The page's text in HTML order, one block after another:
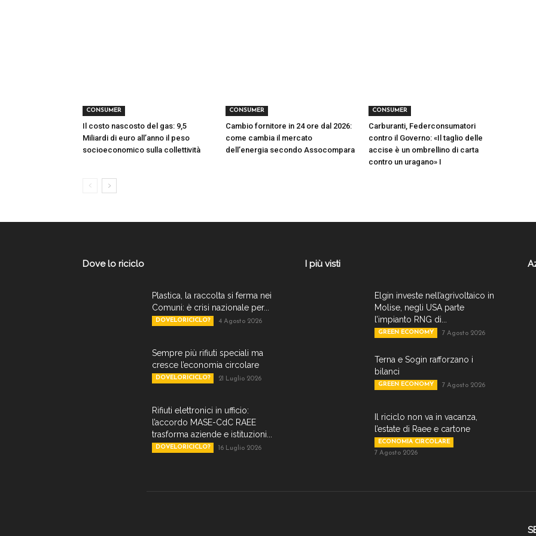
CONSUMER
Il costo nascosto del gas: 9,5
Miliardi di euro all’anno il peso
socioeconomico sulla collettività
CONSUMER
Cambio fornitore in 24 ore dal 2026:
come cambia il mercato
dell’energia secondo Assocompara
CONSUMER
Carburanti, Federconsumatori
contro il Governo: «Il taglio delle
accise è un ombrellino di carta
contro un uragano» I
Dove lo riciclo
Plastica, la raccolta si ferma nei
Comuni: è crisi nazionale per...
DOVELORICICLO? 4 Agosto 2026
Sempre più rifiuti speciali ma
cresce l’economia circolare
DOVELORICICLO? 21 Luglio 2026
Rifiuti elettronici in ufficio:
l’accordo MASE-CdC RAEE
trasforma aziende e istituzioni...
DOVELORICICLO? 16 Luglio 2026
I più visti
Elgin investe nell’agrivoltaico in
Molise, negli USA parte
l’impianto RNG di...
GREEN ECONOMY 7 Agosto 2026
Terna e Sogin rafforzano i
bilanci
GREEN ECONOMY 7 Agosto 2026
Il riciclo non va in vacanza,
l’estate di Raee e cartone
ECONOMIA CIRCOLARE
7 Agosto 2026